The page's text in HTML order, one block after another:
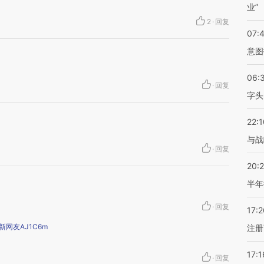
2 · 回复
· 回复
· 回复
· 回复
网友AJ1C6m
· 回复
业”
意
字头
与
半
注